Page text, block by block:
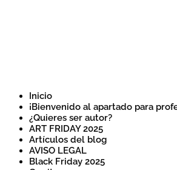
Inicio
¡Bienvenido al apartado para
¿Quieres ser autor?
ART FRIDAY 2025
Artículos del blog
AVISO LEGAL
Black Friday 2025